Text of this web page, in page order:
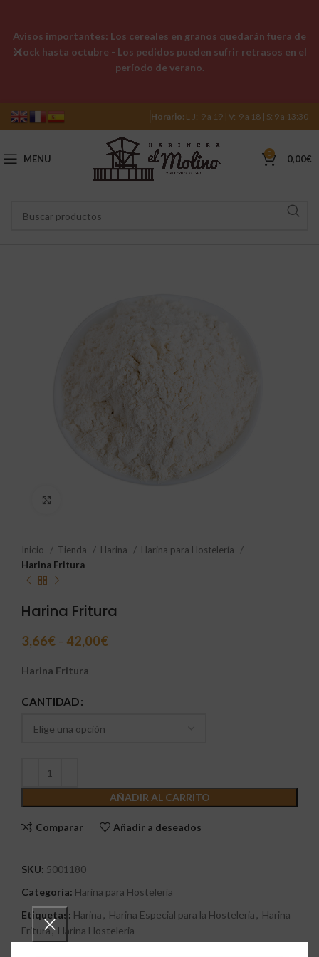
Horario: L-J: 9 a 19 | V: 9 a 18 | S: 9 a 13:30
MENU 0 0,00€
Inicio Tienda Harina
Harina para Hostelería
Harina Fritura
Harina Fritura
3,66€ - 42,00€
Harina Fritura
CANTIDAD
AÑADIR AL CARRITO
Comparar Añadir a deseados
SKU: 5001180
Categoría: Harina para Hostelería
Etiquetas: Harina , Harina Especial para la Hosteleria , Harina
Fritura, Harina Hosteleria
Avisos importantes: Los cereales en granos quedarán fuera de
stock hasta octubre - Los pedidos pueden sufrir retrasos en el
período de verano.